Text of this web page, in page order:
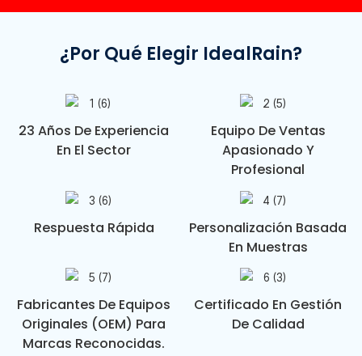
¿Por Qué Elegir IdealRain?
23 Años De Experiencia
En El Sector
Equipo De Ventas
Apasionado Y
Profesional
Respuesta Rápida
Personalización Basada
En Muestras
Fabricantes De Equipos
Originales (OEM) Para
Marcas Reconocidas.
Certificado En Gestión
De Calidad